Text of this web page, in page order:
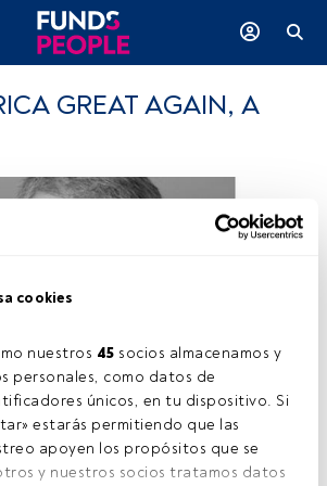
cookies
nuestros 45 socios almacenamos y
personales, como datos de
únicos, en tu dispositivo. Si
estarás permitiendo que las
apoyen los propósitos que se
y nuestros socios tratamos datos
GREAT AGAIN, A
AM